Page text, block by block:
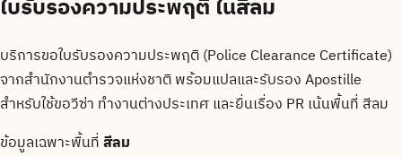
ใบรับรองความประพฤติในสีลม
บริการขอใบรับรองความประพฤติ (Police Clearance Certificate)
จากสำนักงานตำรวจแห่งชาติ พร้อมแปลและรับรอง Apostille
สำหรับใช้ขอวีซ่า ทำงานต่างประเทศ และยื่นเรื่อง PRเน้นพื้นที่ สีลม
ข้อมูลเฉพาะพื้นที่สีลม